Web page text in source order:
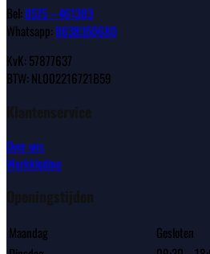
Bel:0575 – 461383
Whatsapp:0638350680
KvK: 57877637
BTW: NL002216721B59
Klantenservice
Over ons
Werkkleding
Openingstijden
Maandag
Gesloten